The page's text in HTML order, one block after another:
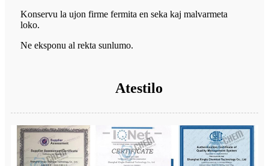
Konservu la ujon firme fermita en seka kaj malvarmeta
loko.
Ne eksponu al rekta sunlumo.
Atestilo